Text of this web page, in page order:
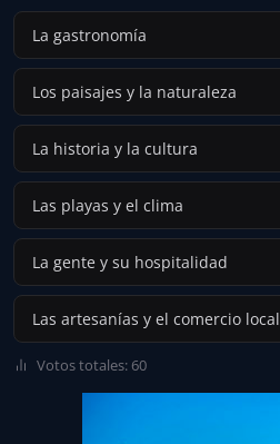
La gastronomía
Los paisajes y la naturaleza
La historia y la cultura
Las playas y el clima
La gente y su hospitalidad
Las artesanías y el comercio local
Votos totales: 60